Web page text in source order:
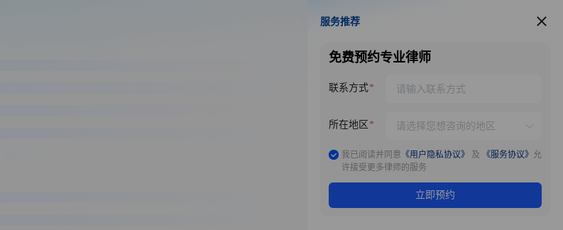
服务推荐
服务推荐
免费预约专业律师
联系方式
所在地区
我已阅读并同意 《用户隐私协议》 及 《服务协议》 允
许接受更多律师的服务
立即预约